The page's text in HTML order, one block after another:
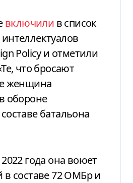
включили в список
Policy и отметили
что бросают
женщина
обороне
батальона
года она воюет
в составе 72 ОМБр и